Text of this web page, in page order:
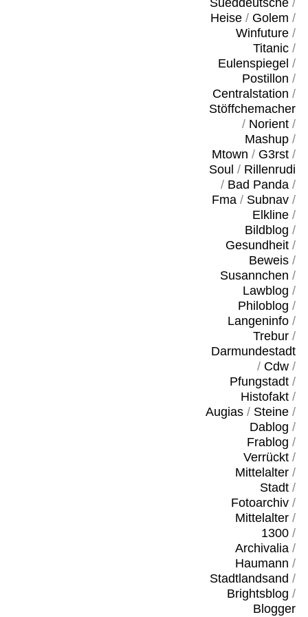
Sueddeutsche/
Heise/ Golem /
Winfuture/
Titanic/
Eulenspiegel /
Postillon /
Centralstation /
Stöffchemacher
/ Norient/
Mashup/
Mtown / G3rst/
Soul / Rillenrudi
/ Bad Panda/
Fma/ Subnav/
Elkline/
Bildblog /
Gesundheit/
Beweis/
Susannchen /
Lawblog /
Philoblog /
Langeninfo/
Trebur/
Darmundestadt
/ Cdw/
Pfungstadt/
Histofakt/
Augias/ Steine/
Dablog /
Frablog /
Verrückt/
Mittelalter/
Stadt/
Fotoarchiv/
Mittelalter/
1300/
Archivalia/
Haumann /
Stadtlandsand /
Brightsblog /
Blogger